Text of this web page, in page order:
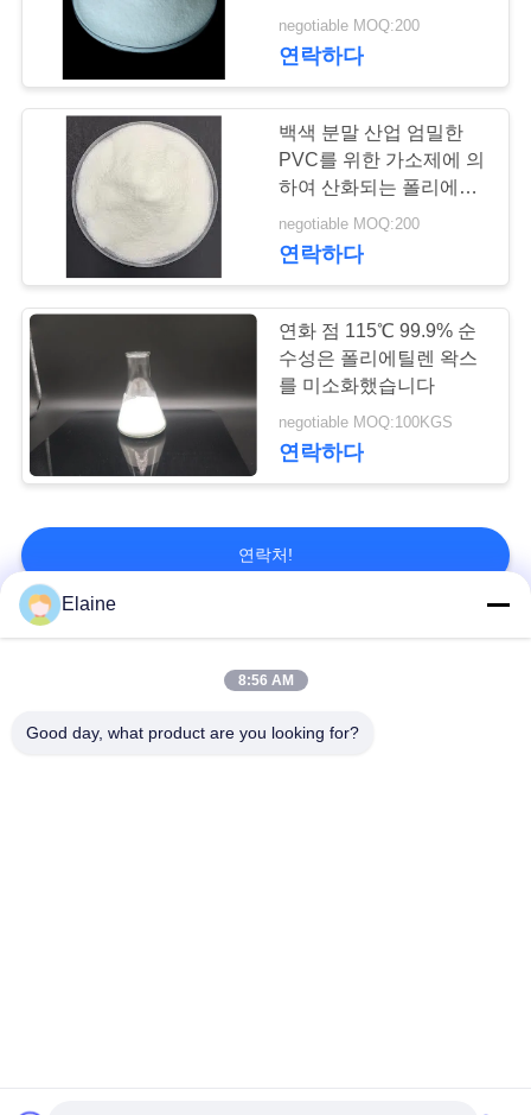
틸렌 왁스 OPE 왁스
negotiable MOQ:200
연락하다
백색 분말 산업 엄밀한
PVC를 위한 가소제에 의
하여 산화되는 폴리에틸
렌 왁스 OP-22 OPE 왁스
negotiable MOQ:200
연락하다
연화 점 115℃ 99.9% 순
수성은 폴리에틸렌 왁스
를 미소화했습니다
negotiable MOQ:100KGS
연락하다
연락처!
pvc 열 안정제 칼슘 아연 안정제
Elaine
8:56 AM
Good day, what product are you looking for?